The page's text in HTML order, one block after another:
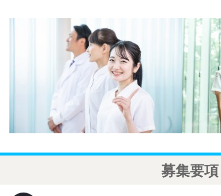
募集要項